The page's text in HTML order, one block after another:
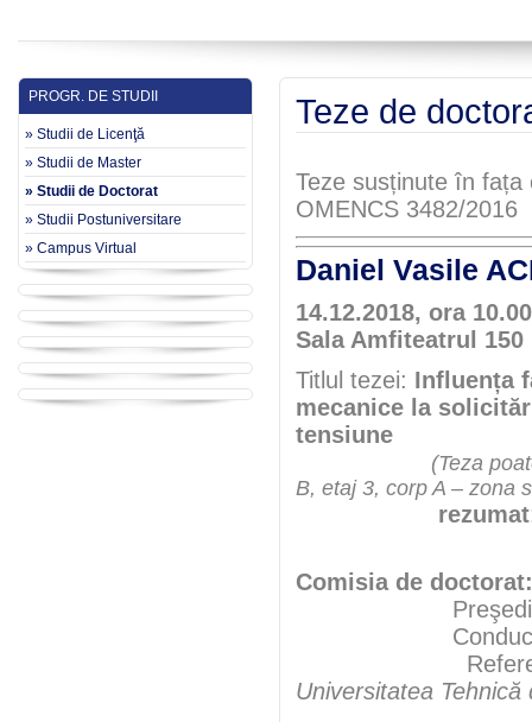
PROGR. DE STUDII
» Studii de Licenţă
» Studii de Master
» Studii de Doctorat
» Studii Postuniversitare
» Campus Virtual
Teze de
Teze susținute în
OMENCS 3482/2016
Daniel Vasile
14.12.2018, ora
Sala Amfiteatrul 150
Titlul tezei: Influența
mecanice la
tensiune
(Teza
B, etaj 3, corp A – zona
rezumat
Comisia de doctorat:
Conducător
Universitatea Tehnică